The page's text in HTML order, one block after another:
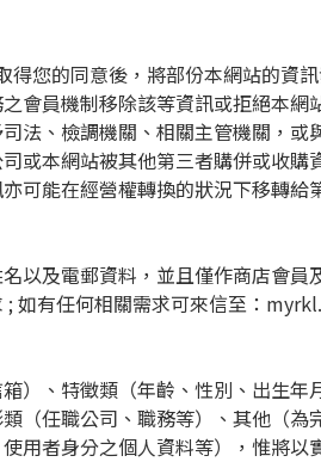
得您的同意後，將部份本網站的資
會員機制移除該等資訊或拒絕本網
法、檢調機關、相關主管機關，
或本網站被其他第三者購併或收
可能在經營權轉換的狀況下移轉給
以及電郵資料，並且僅作商店會員
; 如有任何相關需求可來信至：
）、特徵類（年齡、性別、出生
（任職公司、職務等）、其他（
用者身分之個人資料等），惟將以